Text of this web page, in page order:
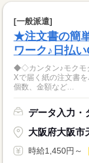
[一般派遣]
★注文書の簡
ワーク♪日払
◆◇カンタン♪モクモクデータ入力
Xで届く紙の注文書を
個数、金額など...
データ入力・
大阪府大阪市
時給1,450円～